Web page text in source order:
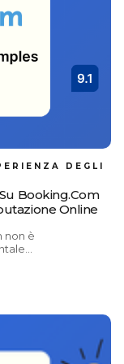
con
DEGLI
Booking.com
Online
non è